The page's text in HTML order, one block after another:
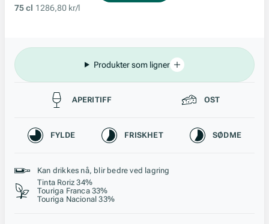
75 cl 1286,80 kr/l
Produkter som ligner
Passer tilAPERITIFF OST
Karakteristikk
FYLDE FRISKHET SØDME
Stil, lagring og råstoff
Kan drikkes nå, blir bedre ved lagring
Tinta Roriz 34%
Touriga Franca 33%
Touriga Nacional 33%